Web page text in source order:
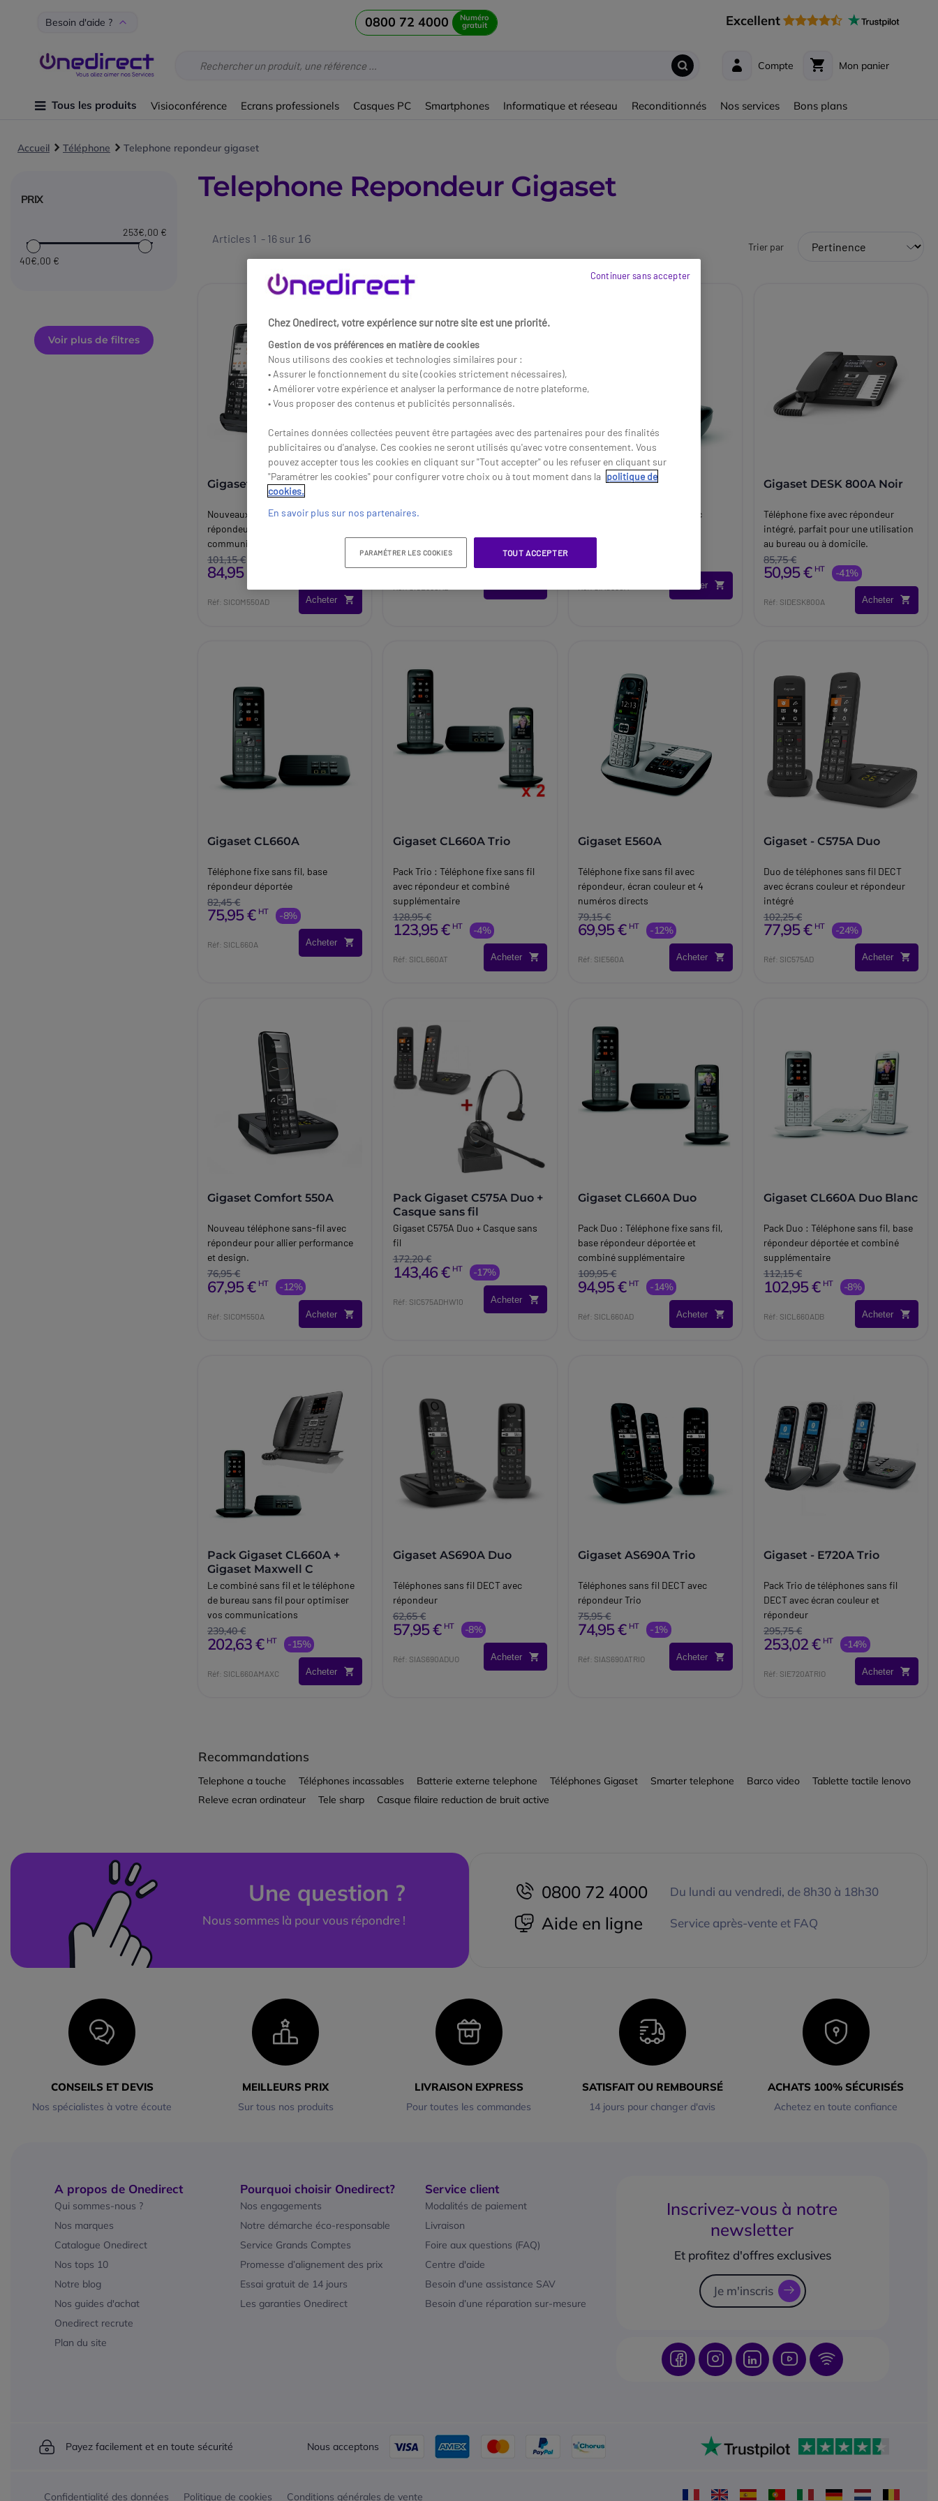
Besoin d'aide ? 0800 72 4000 Numéro
gratuit Excellent
Compte Mon panier
Tous les produits Visioconférence Ecrans professionels Casques PC Smartphones Informatique et réeseau Reconditionnés Nos services Bons plans
Accueil Téléphone Telephone repondeur gigaset
PRIX
40€,00 €
253€,00 €
Voir plus de filtres
Telephone Repondeur Gigaset
Articles 1 - 16 sur 16
Trier par
Gigaset Comfort 550AD
Nouveaux téléphones sans-fil avec
répondeur pour ne manquer aucune
communication.
101,15 €
84,95 €
Réf: SICOM550AD Acheter
Gigaset CL660A Blanc
Téléphone sans fil, base répondeur
40,95 € HT
Gigaset AS690A
Téléphone sans fil DECT avec
Acheter
Gigaset DESK 800A Noir
Téléphone fixe avec répondeur
intégré, parfait pour une utilisation
au bureau ou à domicile.
85,75 €
50,95 € HT -41%
Réf: SIDESK800A Acheter
Gigaset CL660A
Téléphone fixe sans fil, base
répondeur déportée
82,45 €
75,95 € HT -8%
Réf: SICL660A Acheter
Gigaset CL660A Trio
Pack Trio : Téléphone fixe sans fil
avec répondeur et combiné
supplémentaire
128,95 €
123,95 € HT -4%
Réf: SICL660AT Acheter
Gigaset E560A
Téléphone fixe sans fil avec
répondeur, écran couleur et 4
numéros directs
79,15 €
69,95 € HT -12%
Réf: SIE560A Acheter
Gigaset - C575A Duo
Duo de téléphones sans fil DECT
avec écrans couleur et répondeur
intégré
102,25 €
77,95 € HT -24%
Réf: SIC575AD Acheter
Gigaset Comfort 550A
Nouveau téléphone sans-fil avec
répondeur pour allier performance
et design.
76,95 €
67,95 € HT -12%
Réf: SICOM550A Acheter
Pack Gigaset C575A Duo +
Casque sans fil
Gigaset C575A Duo + Casque sans
fil
172,20 €
143,46 € HT -17%
Réf: SIC575ADHW10 Acheter
Gigaset CL660A Duo
Pack Duo : Téléphone fixe sans fil,
base répondeur déportée et
combiné supplémentaire
109,95 €
94,95 € HT -14%
Réf: SICL660AD Acheter
Gigaset CL660A Duo Blanc
Pack Duo : Téléphone sans fil, base
répondeur déportée et combiné
supplémentaire
112,15 €
102,95 € HT -8%
Réf: SICL660ADB Acheter
Pack Gigaset CL660A +
Gigaset Maxwell C
Le combiné sans fil et le téléphone
de bureau sans fil pour optimiser
vos communications
239,40 €
202,63 € HT -15%
Réf: SICL660AMAXC Acheter
Gigaset AS690A Duo
Téléphones sans fil DECT avec
répondeur
62,65 €
57,95 € HT -8%
Réf: SIAS690ADUO Acheter
Gigaset AS690A Trio
Téléphones sans fil DECT avec
répondeur Trio
75,95 €
74,95 € HT -1%
Réf: SIAS690ATRIO Acheter
Gigaset - E720A Trio
Pack Trio de téléphones sans fil
DECT avec écran couleur et
répondeur
295,75 €
253,02 € HT -14%
Réf: SIE720ATRIO Acheter
Recommandations
Telephone a touche Téléphones incassables Batterie externe telephone Téléphones Gigaset Smarter telephone Barco video
Tablette tactile lenovo
Releve ecran ordinateur
Tele sharp Casque filaire reduction de bruit active
Une question ?
Nous sommes là pour vous répondre !
0800 72 4000 Du lundi au vendredi, de 8h30 à 18h30
Aide en ligne Service après-vente et FAQ
CONSEILS ET DEVIS
Nos spécialistes à votre écoute
MEILLEURS PRIX
Sur tous nos produits
LIVRAISON EXPRESS
Pour toutes les commandes
SATISFAIT OU REMBOURSÉ
14 jours pour changer d'avis
ACHATS 100% SÉCURISÉS
Achetez en toute confiance
A propos de Onedirect
Qui sommes-nous ?
Nos marques
Catalogue Onedirect
Nos tops 10
Notre blog
Nos guides d'achat
Onedirect recrute
Plan du site
Pourquoi choisir Onedirect?
Nos engagements
Notre démarche éco-responsable
Service Grands Comptes
Promesse d’alignement des prix
Essai gratuit de 14 jours
Les garanties Onedirect
Service client
Modalités de paiement
Livraison
Foire aux questions (FAQ)
Centre d'aide
Besoin d'une assistance SAV
Besoin d’une réparation sur-mesure
Inscrivez-vous à notre
newsletter
Et profitez d'offres exclusives
Je m'inscris
Payez facilement et en toute sécurité Nous acceptons
Confidentialité des données Politique de cookies Conditions générales de vente
Chez Onedirect, votre expérience sur notre site est une priorité.
Gestion de vos préférences en matière de cookies
Nous utilisons des cookies et technologies similaires pour :
• Assurer le fonctionnement du site (cookies strictement nécessaires),
• Améliorer votre expérience et analyser la performance de notre plateforme,
• Vous proposer des contenus et publicités personnalisés.
Certaines données collectées peuvent être partagées avec des partenaires pour des finalités
publicitaires ou d'analyse. Ces cookies ne seront utilisés qu'avec votre consentement. Vous
pouvez accepter tous les cookies en cliquant sur "Tout accepter" ou les refuser en cliquant sur
"Paramétrer les cookies" pour configurer votre choix ou à tout moment dans la politique de
cookies.
En savoir plus sur nos partenaires.
PARAMÉTRER LES COOKIES TOUT ACCEPTER
Continuer sans accepter